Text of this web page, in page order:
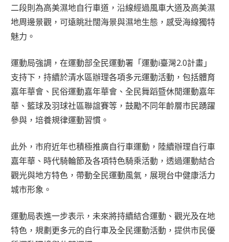
二段則為高美濕地自行車道，沿線經過風車大道及高美濕
地周邊景觀，可遠眺壯闊海景與濕地生態，感受海線獨特
魅力。
運動局強調，在運動部全民運動署「運動i臺灣2.0計畫」
支持下，持續於清水區辦理各項多元運動活動，包括體育
嘉年華會、民俗運動嘉年華會、全民舞蹈暨休閒運動嘉年
華、籃球及羽球社區聯誼賽等，鼓勵不同年齡層市民踴躍
參與，培養規律運動習慣。
此外，市府近年也積極推廣自行車運動，陸續辦理自行車
嘉年華、時代騎輪節及各項特色騎乘活動，透過運動結合
觀光與地方特色，帶動全民運動風氣，展現台中健康活力
城市形象。
運動局表進一步表示，未來將持續結合運動、觀光及在地
特色，規劃更多元的自行車及全民運動活動，提供市民優